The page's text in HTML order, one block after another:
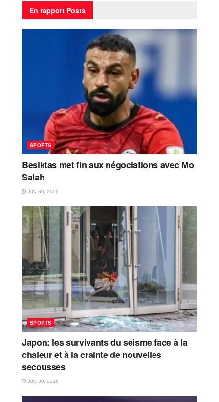
En rapport Posts
SPORTS
Besiktas met fin aux négociations avec Mo
Salah
July 30, 2026
SPORTS
Japon: les survivants du séisme face à la
chaleur et à la crainte de nouvelles
secousses
July 30, 2026